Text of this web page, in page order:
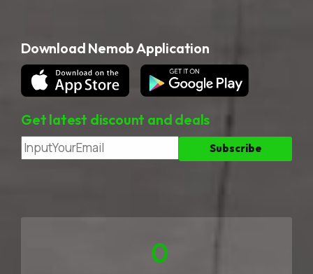
Download Nemob Application
Get latest discount and deals
0